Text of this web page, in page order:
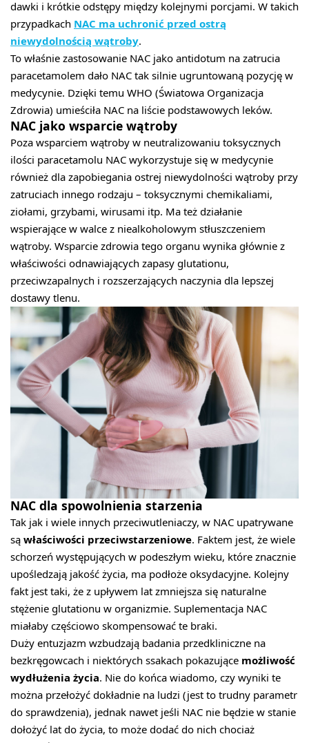
dawki i krótkie odstępy między kolejnymi porcjami. W takich
przypadkach NAC ma uchronić przed ostrą
niewydolnością wątroby
To właśnie zastosowanie NAC jako antidotum na zatrucia
paracetamolem dało NAC tak silnie ugruntowaną pozycję w
medycynie. Dzięki temu WHO (Światowa Organizacja
Zdrowia) umieściła NAC na liście podstawowych leków.
NAC jako wsparcie wątroby
Poza wsparciem wątroby w neutralizowaniu toksycznych
ilości paracetamolu NAC wykorzystuje się w medycynie
również dla zapobiegania ostrej niewydolności wątroby przy
zatruciach innego rodzaju – toksycznymi chemikaliami,
ziołami, grzybami, wirusami itp. Ma też działanie
wspierające w walce z niealkoholowym stłuszczeniem
wątroby. Wsparcie zdrowia tego organu wynika głównie z
właściwości odnawiających zapasy glutationu,
przeciwzapalnych i rozszerzających naczynia dla lepszej
dostawy tlenu.
NAC dla spowolnienia starzenia
Tak jak i wiele innych przeciwutleniaczy, w NAC upatrywane
są właściwości przeciwstarzeniowe. Faktem jest, że wiele
schorzeń występujących w podeszłym wieku, które znacznie
upośledzają jakość życia, ma podłoże oksydacyjne. Kolejny
fakt jest taki, że z upływem lat zmniejsza się naturalne
stężenie glutationu w organizmie. Suplementacja NAC
miałaby częściowo skompensować te braki.
Duży entuzjazm wzbudzają badania przedkliniczne na
bezkręgowcach i niektórych ssakach pokazujące możliwość
wydłużenia życia. Nie do końca wiadomo, czy wyniki te
można przełożyć dokładnie na ludzi (jest to trudny parametr
do sprawdzenia), jednak nawet jeśli NAC nie będzie w stanie
dołożyć lat do życia, to może dodać do nich chociaż